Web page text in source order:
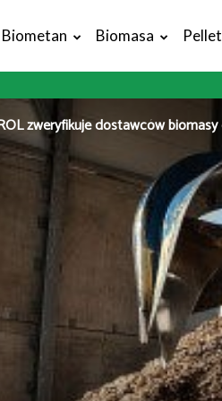
Biometan Biomasa Pellet
zweryfikuje dostawców